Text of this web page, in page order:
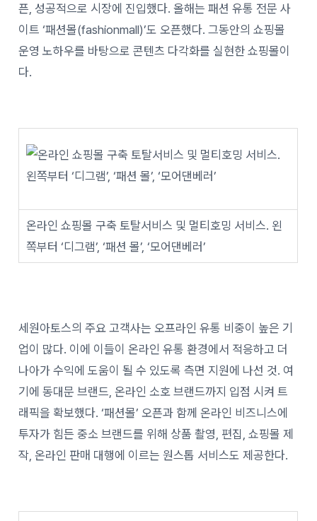
픈, 성공적으로 시장에 진입했다. 올해는 패션 유통 전문 사
이트 ‘패션몰(fashionmall)’도 오픈했다. 그동안의 쇼핑몰
운영 노하우를 바탕으로 콘텐츠 다각화를 실현한 쇼핑몰이
다.
온라인 쇼핑몰 구축 토탈서비스 및 멀티호밍 서비스. 왼
쪽부터 ‘디그램’, ‘패션 몰’, ‘모어댄베러’
세원아토스의 주요 고객사는 오프라인 유통 비중이 높은 기
업이 많다. 이에 이들이 온라인 유통 환경에서 적응하고 더
나아가 수익에 도움이 될 수 있도록 측면 지원에 나선 것. 여
기에 동대문 브랜드, 온라인 소호 브랜드까지 입점 시켜 트
래픽을 확보했다. ‘패션몰’ 오픈과 함께 온라인 비즈니스에
투자가 힘든 중소 브랜드를 위해 상품 촬영, 편집, 쇼핑몰 제
작, 온라인 판매 대행에 이르는 원스톱 서비스도 제공한다.